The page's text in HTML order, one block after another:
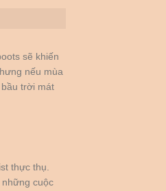
sẽ khiến
nếu mùa
trời mát
thực thụ.
cuộc